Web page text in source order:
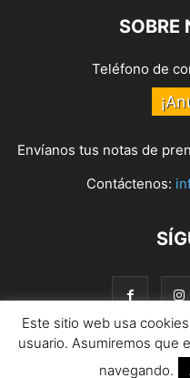
SOBRE
Teléfono de
Envíanos tus notas de
Contáctenos:
©
Este sitio web usa
usuario. Asumiremos que
navegando.